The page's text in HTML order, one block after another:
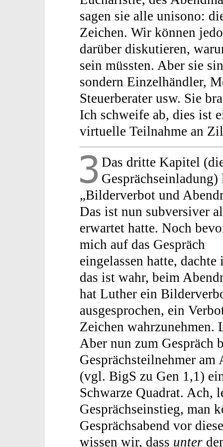
sagen sie alle unisono:
Zeichen. Wir können
darüber diskutieren,
sein müssten. Aber sie
sondern Einzelhändler,
Steuerberater usw. Sie
Ich schweife ab, dies ist
virtuelle Teilnahme an
Das dritte Kapitel
Gesprächseinladung)
„Bilderverbot und
Das ist nun subversiver
erwartet hatte. Noch
mich auf das Gespräch
eingelassen hatte, dachte
das ist wahr, beim
hat Luther ein
ausgesprochen, ein
Zeichen wahrzunehmen.
Aber nun zum Gespräch
Gesprächsteilnehmer
(vgl. BigS zu Gen 1,1)
Schwarze Quadrat. Ach,
Gesprächseinstieg, man
Gesprächsabend vor
wissen wir, dass unter